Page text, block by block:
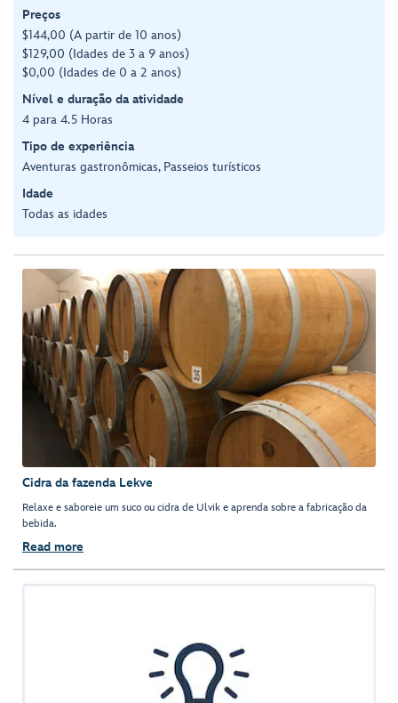
Preços
$144,00 (A partir de 10 anos)
$129,00 (Idades de 3 a 9 anos)
$0,00 (Idades de 0 a 2 anos)
Nível e duração da atividade
4 para 4.5 Horas
Tipo de experiência
Aventuras gastronômicas, Passeios turísticos
Idade
Todas as idades
Cidra da fazenda Lekve
Relaxe e saboreie um suco ou cidra de Ulvik e aprenda sobre a fabricação da
bebida.
Read more